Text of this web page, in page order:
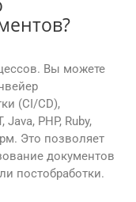
Вы можете
(CI/CD),
PHP, Ruby,
Это позволяет
документов
постобработки.